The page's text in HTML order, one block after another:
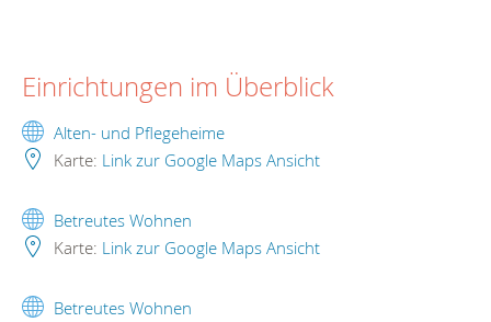
Einrichtungen im Überblick
Alten- und Pflegeheime
Karte: Link zur Google Maps Ansicht
Betreutes Wohnen
Karte: Link zur Google Maps Ansicht
Betreutes Wohnen